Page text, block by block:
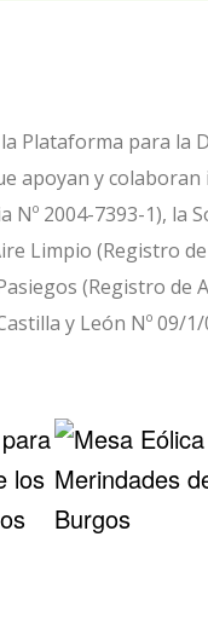
Plataforma para la
apoyan y
Nº 2004-7393-1), la
Limpio (Registro
(Registro de
y León Nº 09/1/